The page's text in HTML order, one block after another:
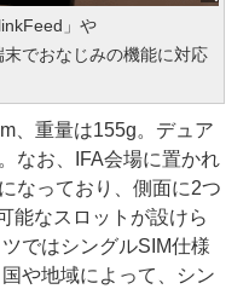
」や
末でおなじみの機能に対応
、重量は155g。デュア
なお、IFA会場に置かれ
なっており、側面に2つ
能なスロットが設けら
ではシングルSIM仕様
や地域によって、シン